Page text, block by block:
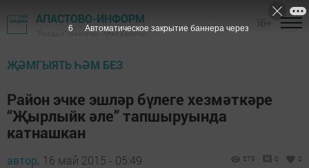
АПАСТОВО-ИНФОРМ
"Йолдыз" газетасы - Апас районы
ҖӘМГЫЯТЬ ҺӘМ БЕЗ
Район эчке эшләр бүлеге хезмәткәре
“Җырлыйк әле” тапшыруында
катнашкан
автор, 16 май 2015 - 05:49 579 0 0
5 Автоматическое закрытие баннера через